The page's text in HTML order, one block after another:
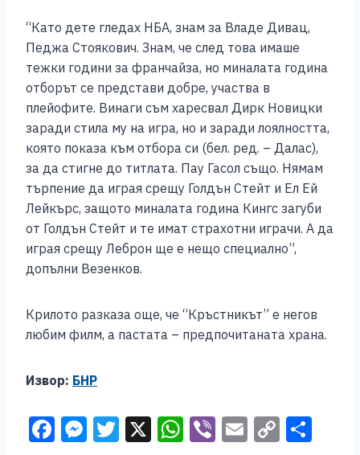
“Като дете гледах НБА, знам за Владе Дивац,
Педжа Стоякович. Знам, че след това имаше
тежки години за франчайза, но миналата година
отборът се представи добре, участва в
плейофите. Винаги съм харесвал Дирк Новицки
заради стила му на игра, но и заради лоялността,
която показа към отбора си (бел. ред. – Далас),
за да стигне до титлата. Пау Гасол също. Нямам
търпение да играя срещу Голдън Стейт и Ел Ей
Лейкърс, защото миналата година Кингс загуби
от Голдън Стейт и те имат страхотни играчи. А да
играя срещу Леброн ще е нещо специално”,
допълни Везенков.
Крилото разказа още, че “Кръстникът” е негов
любим филм, а пастата – предпочитаната храна.
Извор: БНР
F M T X W Vi E C